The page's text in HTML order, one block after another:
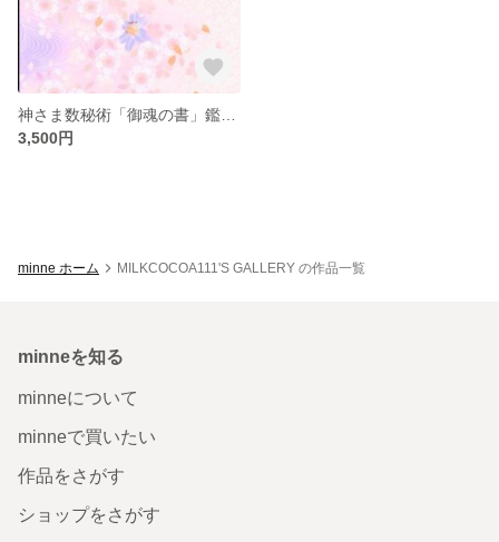
3,500円
minne ホーム MILKCOCOA111'S GALLERY の作品一覧
minneを知る
minneについて
minneで買いたい
作品をさがす
ショップをさがす